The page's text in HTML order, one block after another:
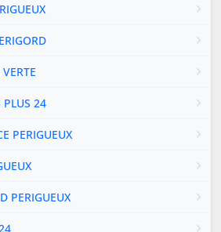
PLUS 24
PERIGUEUX
PERIGUEUX